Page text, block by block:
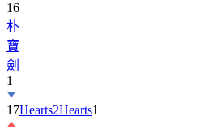
16
朴
寶
劍
1
17Hearts2Hearts1